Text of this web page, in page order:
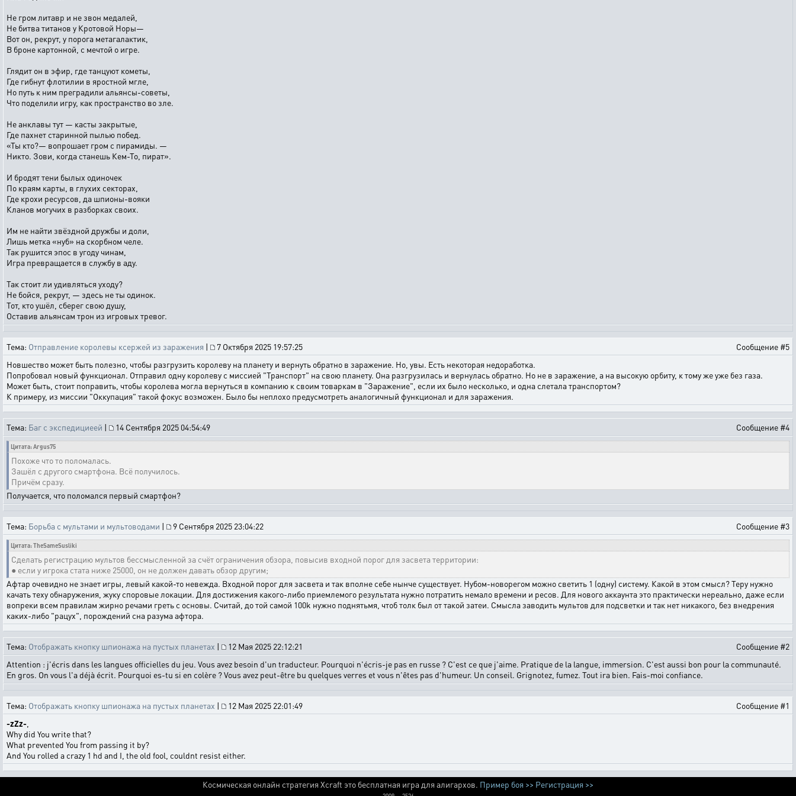
Не гром литавр и не звон медалей,
Не битва титанов у Кротовой Норы—
Вот он, рекрут, у порога метагалактик,
В броне картонной, с мечтой о игре.
Глядит он в эфир, где танцуют кометы,
Где гибнут флотилии в яростной мгле,
Но путь к ним преградили альянсы-советы,
Что поделили игру, как пространство во зле.
Не анклавы тут — касты закрытые,
Где пахнет старинной пылью побед.
«Ты кто?— вопрошает гром с пирамиды. —
Никто. Зови, когда станешь Кем-То, пират».
И бродят тени былых одиночек
По краям карты, в глухих секторах,
Где крохи ресурсов, да шпионы-вояки
Кланов могучих в разборках своих.
Им не найти звёздной дружбы и доли,
Лишь метка «нуб» на скорбном челе.
Так рушится эпос в угоду чинам,
Игра превращается в службу в аду.
Так стоит ли удивляться уходу?
Не бойся, рекрут, — здесь не ты одинок.
Тот, кто ушёл, сберег свою душу,
Оставив альянсам трон из игровых тревог.
Тема: Отправление королевы ксержей из заражения | 7 Октября 2025 19:57:25
Сообщение #5
Новшество может быть полезно, чтобы разгрузить королеву на планету и вернуть обратно в заражение. Но, увы. Есть некоторая недоработка.
Попробовал новый функционал. Отправил одну королеву с миссией "Транспорт" на свою планету. Она разгрузилась и вернулась обратно. Но не в заражение, а на высокую орбиту, к тому же уже без газа.
Может быть, стоит поправить, чтобы королева могла вернуться в компанию к своим товаркам в "Заражение", если их было несколько, и одна слетала транспортом?
К примеру, из миссии "Оккупация" такой фокус возможен. Было бы неплохо предусмотреть аналогичный функционал и для заражения.
Тема: Баг с экспедициеей | 14 Сентября 2025 04:54:49 Сообщение #4
Цитата: Argus75
Похоже что то поломалась.
Зашёл с другого смартфона. Всё получилось.
Причём сразу.
Получается, что поломался первый смартфон?
Тема: Борьба с мультами и мультоводами | 9 Сентября 2025 23:04:22 Сообщение #3
Цитата: TheSameSusliki
Сделать регистрацию мультов бессмысленной за счёт ограничения обзора, повысив входной порог для засвета территории:
● если у игрока стата ниже 25000, он не должен давать обзор другим;
Афтар очевидно не знает игры, левый какой-то невежда. Входной порог для засвета и так вполне себе нынче существует. Нубом-новорегом можно светить 1 (одну) систему. Какой в этом смысл? Теру нужно
качать теху обнаружения, жуку споровые локации. Для достижения какого-либо приемлемого результата нужно потратить немало времени и ресов. Для нового аккаунта это практически нереально, даже если
вопреки всем правилам жирно речами греть с основы. Считай, до той самой 100k нужно поднятьмя, чтоб толк был от такой затеи. Смысла заводить мультов для подсветки и так нет никакого, без внедрения
каких-либо "рацух", порождений сна разума афтора.
Тема: Отображать кнопку шпионажа на пустых планетах | 12 Мая 2025 22:12:21
Сообщение #2
Attention : j'écris dans les langues officielles du jeu. Vous avez besoin d'un traducteur. Pourquoi n'écris-je pas en russe ? C'est ce que j'aime. Pratique de la langue, immersion. C'est aussi bon pour la communauté.
En gros. On vous l'a déjà écrit. Pourquoi es-tu si en colère ? Vous avez peut-être bu quelques verres et vous n'êtes pas d'humeur. Un conseil. Grignotez, fumez. Tout ira bien. Fais-moi confiance.
Тема: Отображать кнопку шпионажа на пустых планетах | 12 Мая 2025 22:01:49
Сообщение #1
-zZz-
Why did You write that?
What prevented You from passing it by?
And You rolled a crazy 1 hd and I, the old fool, couldnt resist either.
Космическая онлайн стратегия Xcraft это бесплатная игра для алигархов. Пример боя >> Регистрация >>